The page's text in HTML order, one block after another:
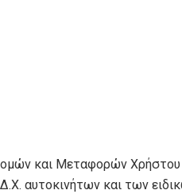
και Μεταφορών Χρήστου
αυτοκινήτων και των